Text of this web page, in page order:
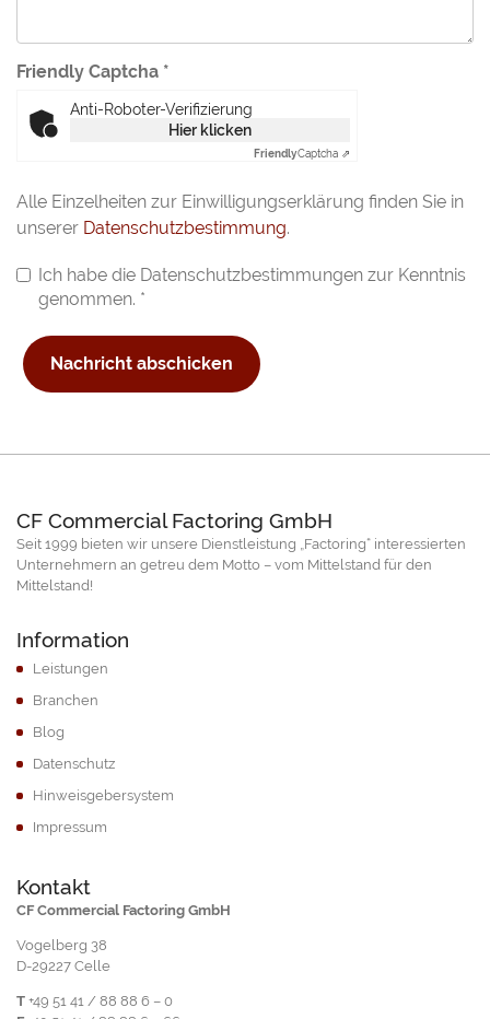
Friendly Captcha *
Anti-Roboter-Verifizierung
Hier klicken
FriendlyCaptcha ⇗
Alle Einzelheiten zur Einwilligungserklärung finden Sie in
unserer Datenschutzbestimmung.
Ich habe die Datenschutzbestimmungen zur Kenntnis
genommen. *
Nachricht abschicken
CF Commercial Factoring GmbH
Seit 1999 bieten wir unsere Dienstleistung „Factoring“ interessierten
Unternehmern an getreu dem Motto – vom Mittelstand für den
Mittelstand!
Information
Leistungen
Branchen
Blog
Datenschutz
Hinweisgebersystem
Impressum
Kontakt
CF Commercial Factoring GmbH
Vogelberg 38
D-29227 Celle
T +49 51 41 / 88 88 6 – 0